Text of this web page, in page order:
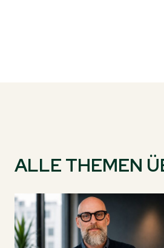
ALLE THEMEN